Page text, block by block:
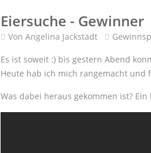
Eiersuche - Gewinner
Von Angelina Jackstädt
Es ist soweit :) bis gestern Abend
Heute hab ich mich rangemacht und
Was dabei heraus gekommen ist?